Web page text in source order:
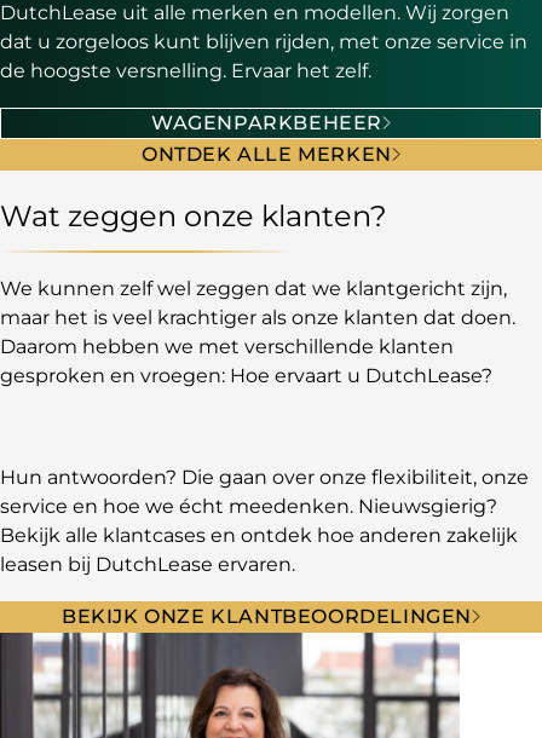
DutchLease uit alle merken en modellen. Wij zorgen
dat u zorgeloos kunt blijven rijden, met onze service in
de hoogste versnelling. Ervaar het zelf.
ONTDEK ALLE MERKEN
WAGENPARKBEHEER
Wat zeggen onze klanten?
We kunnen zelf wel zeggen dat we klantgericht zijn,
maar het is veel krachtiger als onze klanten dat doen.
Daarom hebben we met verschillende klanten
gesproken en vroegen: Hoe ervaart u DutchLease?
Hun antwoorden? Die gaan over onze flexibiliteit, onze
service en hoe we écht meedenken. Nieuwsgierig?
Bekijk alle klantcases en ontdek hoe anderen zakelijk
leasen bij DutchLease ervaren.
BEKIJK ONZE KLANTBEOORDELINGEN